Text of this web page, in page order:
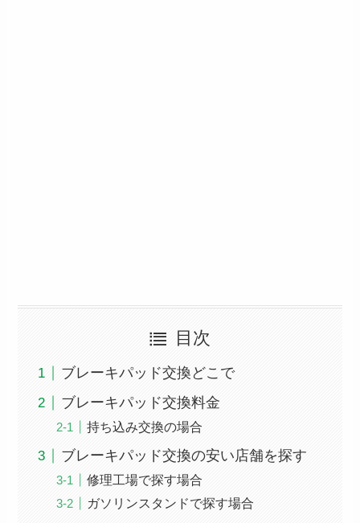
目次
ブレーキパッド交換どこで
ブレーキパッド交換料金
持ち込み交換の場合
ブレーキパッド交換の安い店舗を探す
修理工場で探す場合
ガソリンスタンドで探す場合